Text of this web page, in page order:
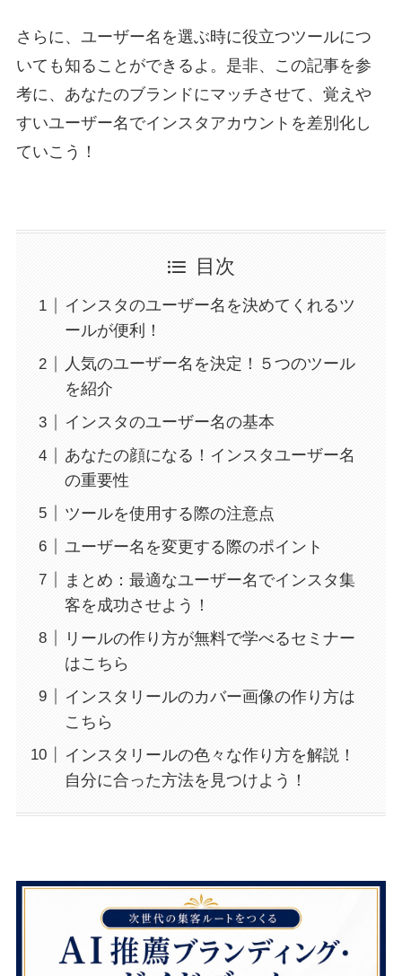
さらに、ユーザー名を選ぶ時に役立つツールにつ
いても知ることができるよ。是非、この記事を参
考に、あなたのブランドにマッチさせて、覚えや
すいユーザー名でインスタアカウントを差別化し
ていこう！
目次
インスタのユーザー名を決めてくれるツ
ールが便利！
人気のユーザー名を決定！５つのツール
を紹介
インスタのユーザー名の基本
あなたの顔になる！インスタユーザー名
の重要性
ツールを使用する際の注意点
ユーザー名を変更する際のポイント
まとめ：最適なユーザー名でインスタ集
客を成功させよう！
リールの作り方が無料で学べるセミナー
はこちら
インスタリールのカバー画像の作り方は
こちら
インスタリールの色々な作り方を解説！
自分に合った方法を見つけよう！